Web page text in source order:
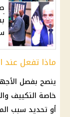
ماذا تفعل
ينصح بفصل
خاصة التكييف
أو تحديد سبب